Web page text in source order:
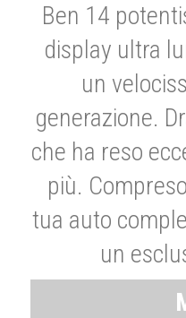
Ben 14
display ultra
un
generazione.
che ha reso
più.
tua auto
un